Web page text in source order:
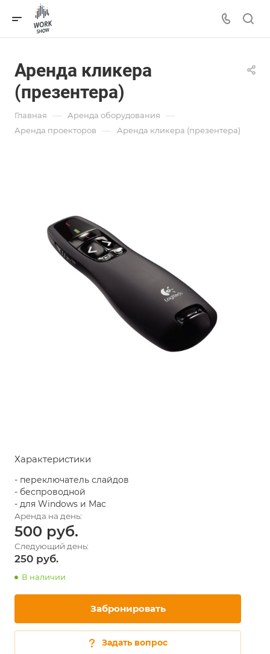
Аренда кликера
(презентера)
Главная — Аренда оборудования —
Аренда проекторов — Аренда кликера (презентера)
Характеристики
- переключатель слайдов
- беспроводной
- для Windows и Mac
500
250
В наличии
Забронировать
Задать вопрос